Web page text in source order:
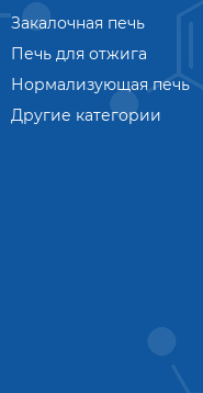
Закалочная печь
Печь для отжига
Нормализующая печь
Другие категории